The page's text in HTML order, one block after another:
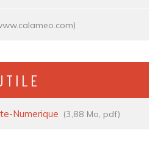
Numerique 3,88 Mo, pdf